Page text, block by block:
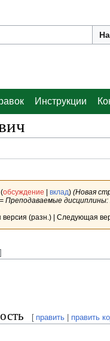
Инструкции
(обсуждение | вклад) (Новая
Преподаваемые дисциплины:
(разн.) | Следующая
]
[ править править